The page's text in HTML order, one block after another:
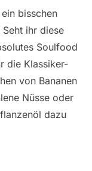
bisschen
ihr diese
Soulfood
die Klassiker-
von Bananen
Nüsse oder
dazu